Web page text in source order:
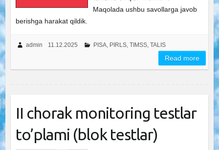
Maqolada ushbu savollarga javob
berishga harakat qildik.
admin 11.12.2025 PISA, PIRLS, TIMSS, TALIS
Read more
II chorak monitoring testlar
to’plami (blok testlar)